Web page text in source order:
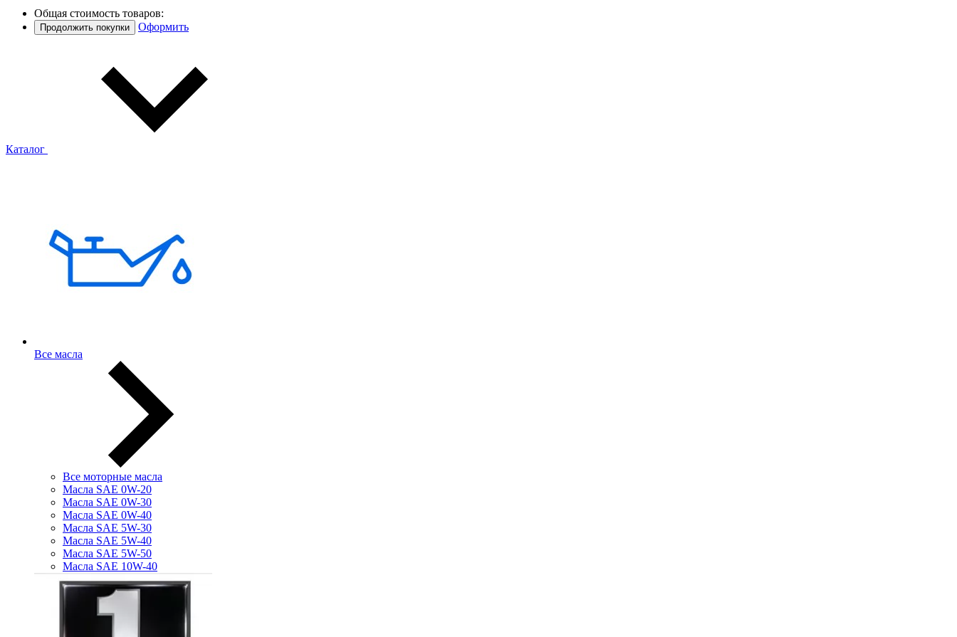
Общая стоимость товаров:
Продолжить покупки Оформить
Каталог
Все масла
Все моторные масла
Масла SAE 0W-20
Масла SAE 0W-30
Масла SAE 0W-40
Масла SAE 5W-30
Масла SAE 5W-40
Масла SAE 5W-50
Масла SAE 10W-40